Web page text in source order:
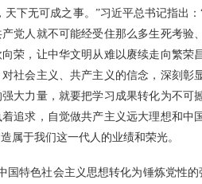
天下无可成之事。”习近平总书记指出
党人就不可能经受住那么多生死考
荣，让中华文明从难以赓续走向繁
社会主义、共产主义的信念，深刻
大力量，就要把学习成果转化为不
追求，自觉做共产主义远大理想和
属于我们这一代人的业绩和荣光。
国特色社会主义思想转化为锤炼党性